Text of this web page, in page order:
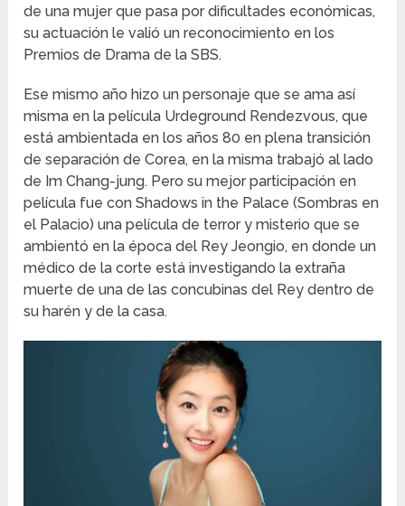
de una mujer que pasa por dificultades económicas,
su actuación le valió un reconocimiento en los
Premios de Drama de la SBS.
Ese mismo año hizo un personaje que se ama así
misma en la película Urdeground Rendezvous, que
está ambientada en los años 80 en plena transición
de separación de Corea, en la misma trabajó al lado
de Im Chang-jung. Pero su mejor participación en
película fue con Shadows in the Palace (Sombras en
el Palacio) una película de terror y misterio que se
ambientó en la época del Rey Jeongio, en donde un
médico de la corte está investigando la extraña
muerte de una de las concubinas del Rey dentro de
su harén y de la casa.